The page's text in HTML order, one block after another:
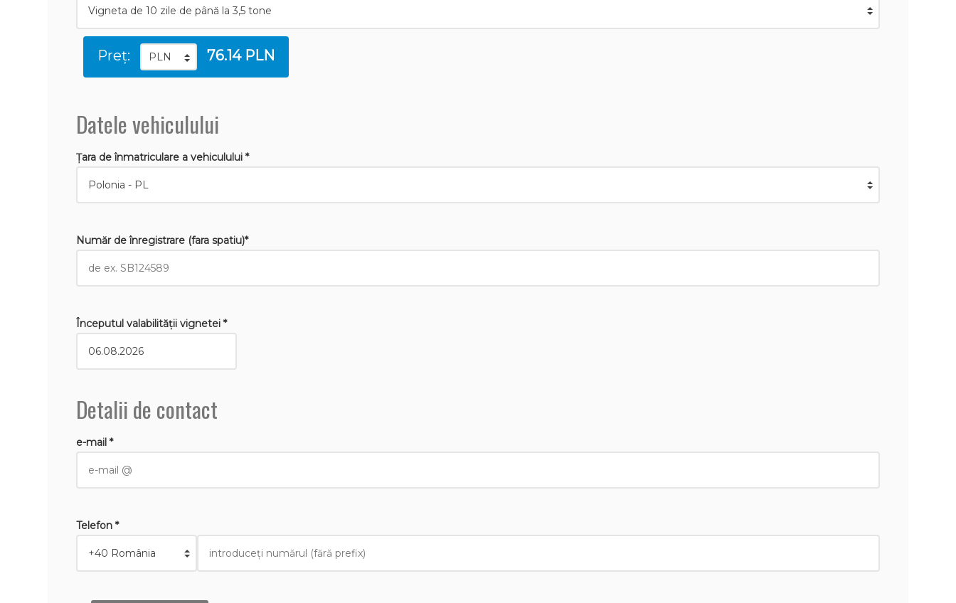
Preț: 76.14 PLN
Datele vehiculului
Țara de înmatriculare a vehiculului *
Număr de înregistrare (fara spatiu)*
Începutul valabilităţii vignetei *
Detalii de contact
e-mail *
Telefon *